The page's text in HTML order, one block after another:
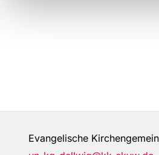
Evangelische